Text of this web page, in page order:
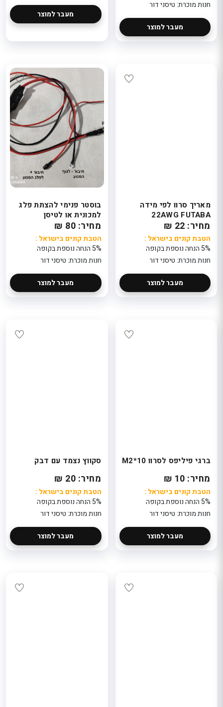
חנות מוכרת: טיסני דור
מעבר למוצר
מעבר למוצר
מאריך סרוו לפי מידה
22AWG FUTABA
מחיר: 22 ₪
הטבת קונים בישראל :
5% הנחה נוספת בקופה
חנות מוכרת: טיסני דור
מעבר למוצר
בוסטר פנימי להצתת פלג
למכונית או לטיסן
מחיר: 80 ₪
הטבת קונים בישראל :
5% הנחה נוספת בקופה
חנות מוכרת: טיסני דור
מעבר למוצר
ברגי פיליפס לסרוו 10*M2
מחיר: 10 ₪
הטבת קונים בישראל :
5% הנחה נוספת בקופה
חנות מוכרת: טיסני דור
מעבר למוצר
סקווץ נצמד עם דבק
מחיר: 20 ₪
הטבת קונים בישראל :
5% הנחה נוספת בקופה
חנות מוכרת: טיסני דור
מעבר למוצר